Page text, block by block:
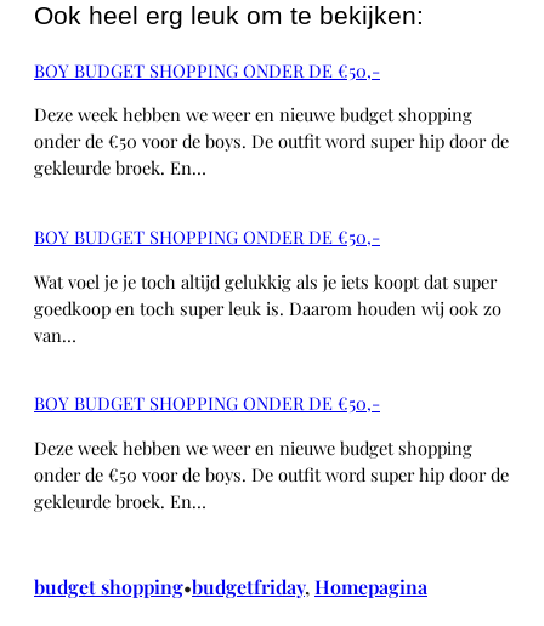
Ook heel erg leuk om te bekijken:
BOY BUDGET SHOPPING ONDER DE €50,-
Deze week hebben we weer en nieuwe budget shopping
onder de €50 voor de boys. De outfit word super hip door de
gekleurde broek. En…
BOY BUDGET SHOPPING ONDER DE €50,-
Wat voel je je toch altijd gelukkig als je iets koopt dat super
goedkoop en toch super leuk is. Daarom houden wij ook zo
van…
BOY BUDGET SHOPPING ONDER DE €50,-
Deze week hebben we weer en nieuwe budget shopping
onder de €50 voor de boys. De outfit word super hip door de
gekleurde broek. En…
budget shopping•budgetfriday, Homepagina